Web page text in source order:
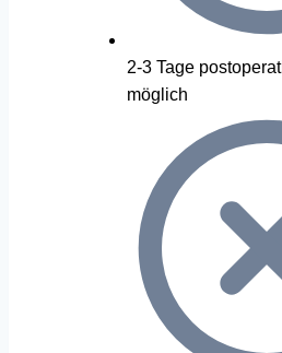
2-3 Tage
möglich